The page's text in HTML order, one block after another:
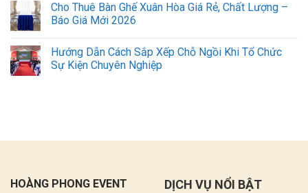
Cho Thuê Bàn Ghế Xuân Hòa Giá Rẻ, Chất Lượng –
Báo Giá Mới 2026
Hướng Dẫn Cách Sắp Xếp Chỗ Ngồi Khi Tổ Chức
Sự Kiện Chuyên Nghiệp
HOÀNG PHONG EVENT DỊCH VỤ NỔI BẬT